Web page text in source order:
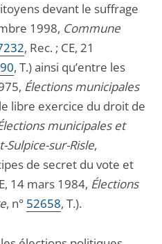
devant le suffrage
1998, Commune
, Rec. ; CE, 21
, T.) ainsi qu’entre les
Élections municipales
libre exercice du droit de
municipales et
Sulpice-sur-Risle,
de secret du vote et
14 mars 1984, Élections
, n° 52658, T.).